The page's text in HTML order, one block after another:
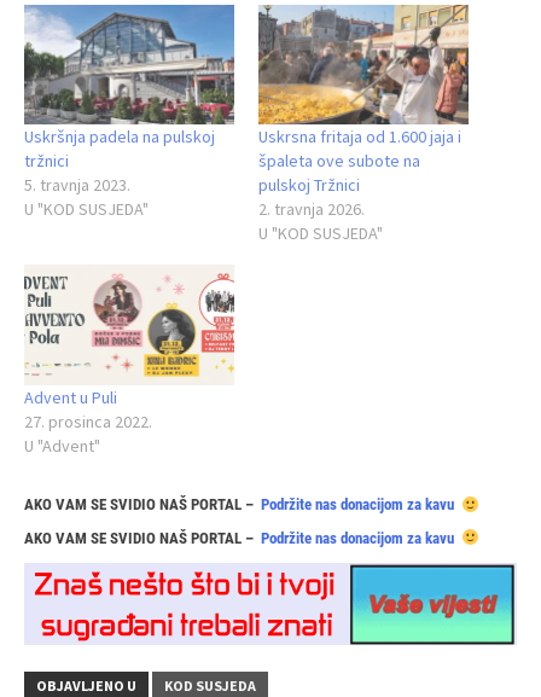
Uskršnja padela na pulskoj
tržnici
5. travnja 2023.
U "KOD SUSJEDA"
Uskrsna fritaja od 1.600 jaja i
špaleta ove subote na
pulskoj Tržnici
2. travnja 2026.
U "KOD SUSJEDA"
Advent u Puli
27. prosinca 2022.
U "Advent"
AKO VAM SE SVIDIO NAŠ PORTAL – Podržite nas donacijom za kavu
AKO VAM SE SVIDIO NAŠ PORTAL – Podržite nas donacijom za kavu
OBJAVLJENO U
KOD SUSJEDA